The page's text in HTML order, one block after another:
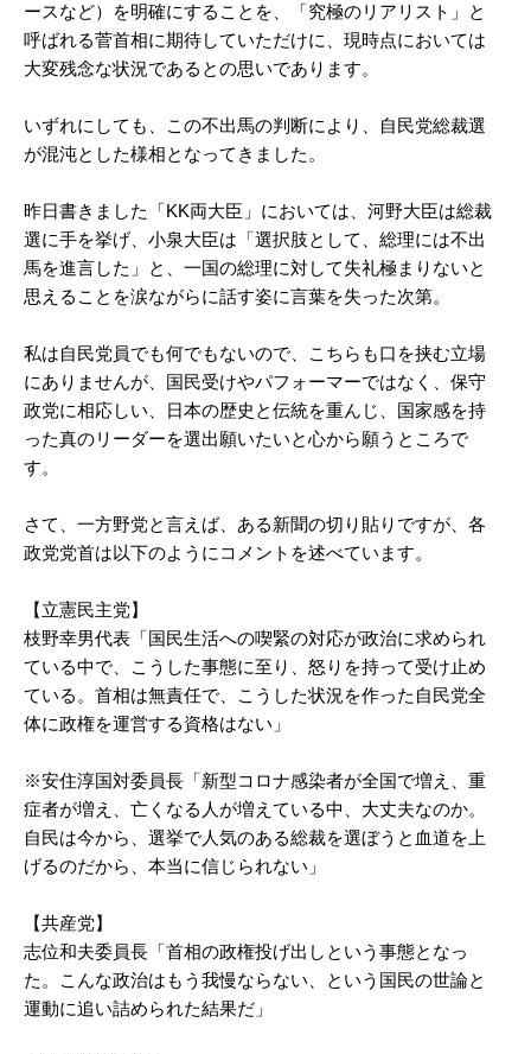
ースなど）を明確にすることを、「究極のリアリスト」と
呼ばれる菅首相に期待していただけに、現時点においては
大変残念な状況であるとの思いであります。
いずれにしても、この不出馬の判断により、自民党総裁選
が混沌とした様相となってきました。
昨日書きました「KK両大臣」においては、河野大臣は総裁
選に手を挙げ、小泉大臣は「選択肢として、総理には不出
馬を進言した」と、一国の総理に対して失礼極まりないと
思えることを涙ながらに話す姿に言葉を失った次第。
私は自民党員でも何でもないので、こちらも口を挟む立場
にありませんが、国民受けやパフォーマーではなく、保守
政党に相応しい、日本の歴史と伝統を重んじ、国家感を持
った真のリーダーを選出願いたいと心から願うところで
す。
さて、一方野党と言えば、ある新聞の切り貼りですが、各
政党党首は以下のようにコメントを述べています。
【立憲民主党】
枝野幸男代表「国民生活への喫緊の対応が政治に求められ
ている中で、こうした事態に至り、怒りを持って受け止め
ている。首相は無責任で、こうした状況を作った自民党全
体に政権を運営する資格はない」
※安住淳国対委員長「新型コロナ感染者が全国で増え、重
症者が増え、亡くなる人が増えている中、大丈夫なのか。
自民は今から、選挙で人気のある総裁を選ぼうと血道を上
げるのだから、本当に信じられない」
【共産党】
志位和夫委員長「首相の政権投げ出しという事態となっ
た。こんな政治はもう我慢ならない、という国民の世論と
運動に追い詰められた結果だ」